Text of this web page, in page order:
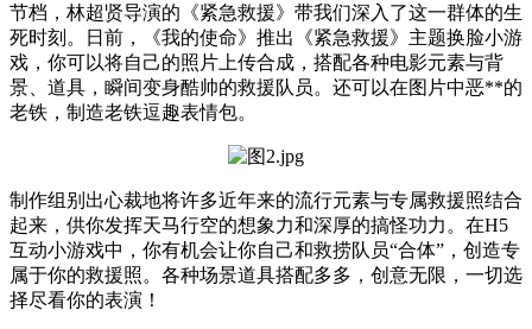
节档，林超贤导演的《紧急救援》带我们深入了这一群体的生
死时刻。日前，《我的使命》推出《紧急救援》主题换脸小游
戏，你可以将自己的照片上传合成，搭配各种电影元素与背
景、道具，瞬间变身酷帅的救援队员。还可以在图片中恶**的
老铁，制造老铁逗趣表情包。
制作组别出心裁地将许多近年来的流行元素与专属救援照结合
起来，供你发挥天马行空的想象力和深厚的搞怪功力。在H5
互动小游戏中，你有机会让你自己和救捞队员“合体”，创造专
属于你的救援照。各种场景道具搭配多多，创意无限，一切选
择尽看你的表演！